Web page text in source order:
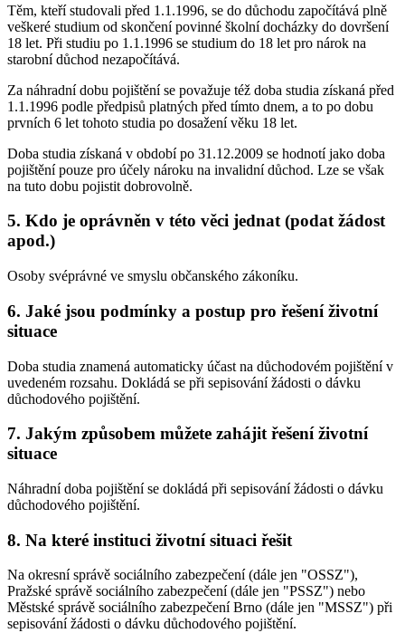
Těm, kteří studovali před 1.1.1996, se do důchodu započítává plně
veškeré studium od skončení povinné školní docházky do dovršení
18 let. Při studiu po 1.1.1996 se studium do 18 let pro nárok na
starobní důchod nezapočítává.
Za náhradní dobu pojištění se považuje též doba studia získaná před
1.1.1996 podle předpisů platných před tímto dnem, a to po dobu
prvních 6 let tohoto studia po dosažení věku 18 let.
Doba studia získaná v období po 31.12.2009 se hodnotí jako doba
pojištění pouze pro účely nároku na invalidní důchod. Lze se však
na tuto dobu pojistit dobrovolně.
5. Kdo je oprávněn v této věci jednat (podat žádost
apod.)
Osoby svéprávné ve smyslu občanského zákoníku.
6. Jaké jsou podmínky a postup pro řešení životní
situace
Doba studia znamená automaticky účast na důchodovém pojištění v
uvedeném rozsahu. Dokládá se při sepisování žádosti o dávku
důchodového pojištění.
7. Jakým způsobem můžete zahájit řešení životní
situace
Náhradní doba pojištění se dokládá při sepisování žádosti o dávku
důchodového pojištění.
8. Na které instituci životní situaci řešit
Na okresní správě sociálního zabezpečení (dále jen "OSSZ"),
Pražské správě sociálního zabezpečení (dále jen "PSSZ") nebo
Městské správě sociálního zabezpečení Brno (dále jen "MSSZ") při
sepisování žádosti o dávku důchodového pojištění.